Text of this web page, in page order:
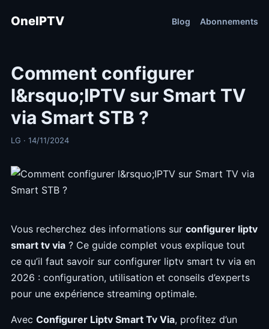
OneIPTV Blog Abonnements
Comment configurer
l&rsquo;IPTV sur Smart TV
via Smart STB ?
LG · 14/11/2024
Vous recherchez des informations sur configurer liptv
smart tv via ? Ce guide complet vous explique tout
ce qu’il faut savoir sur configurer liptv smart tv via en
2026 : configuration, utilisation et conseils d’experts
pour une expérience streaming optimale.
Avec Configurer Liptv Smart Tv Via, profitez d’un